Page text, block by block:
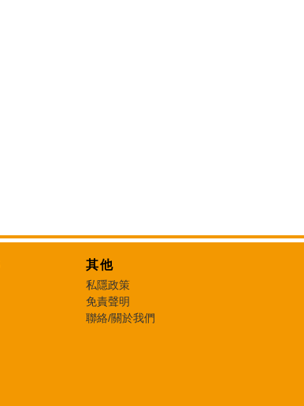
其他
私隱政策
免責聲明
聯絡/關於我們